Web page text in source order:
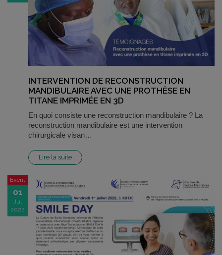
INTERVENTION DE RECONSTRUCTION
MANDIBULAIRE AVEC UNE PROTHÈSE EN
TITANE IMPRIMÉE EN 3D
En quoi consiste une reconstruction mandibulaire ? La
reconstruction mandibulaire est une intervention
chirurgicale visan…
Lire la suite
Event
01
Jul
2022